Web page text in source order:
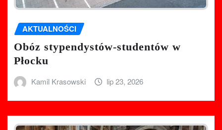
AKTUALNOŚCI
Obóz stypendystów-studentów w
Płocku
Kamil Krasowski lip 23, 2026